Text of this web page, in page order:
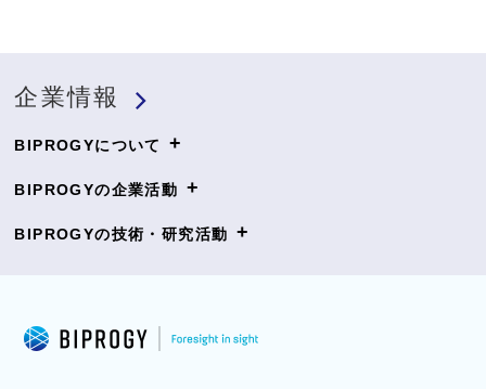
企業情報
BIPROGYについて +
BIPROGYの企業活動 +
BIPROGYの技術・研究活動 +